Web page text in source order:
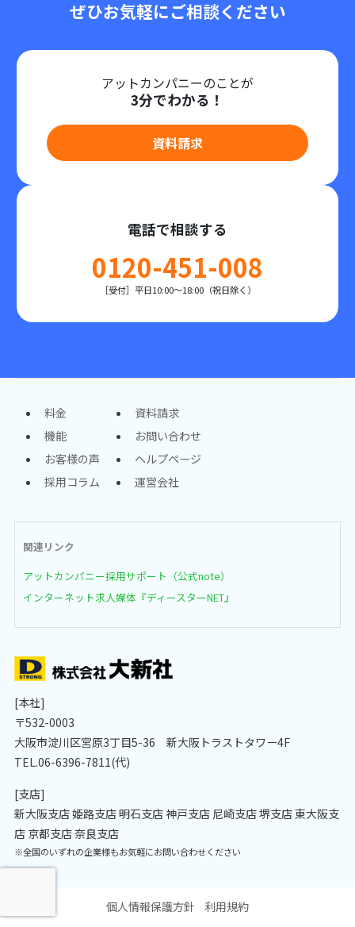
ぜひお気軽にご相談ください
アットカンパニーのことが
3分でわかる！
資料請求
電話で相談する
0120-451-008
［受付］平日10:00～18:00（祝日除く）
料金
機能
お客様の声
採用コラム
資料請求
お問い合わせ
ヘルプページ
運営会社
関連リンク
アットカンパニー採用サポート（公式note）
インターネット求人媒体『ディースターNET』
[本社]
〒532-0003
大阪市淀川区宮原3丁目5-36 新大阪トラストタワー4F
TEL.06-6396-7811(代)
[支店]
新大阪支店 姫路支店 明石支店 神戸支店 尼崎支店 堺支店 東大阪支
店 京都支店 奈良支店
※全国のいずれの企業様もお気軽にお問い合わせください
個人情報保護方針
利用規約